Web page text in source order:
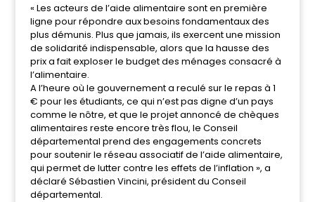
« Les acteurs de l’aide alimentaire sont en première
ligne pour répondre aux besoins fondamentaux des
plus démunis. Plus que jamais, ils exercent une mission
de solidarité indispensable, alors que la hausse des
prix a fait exploser le budget des ménages consacré à
l’alimentaire.
A l’heure où le gouvernement a reculé sur le repas à 1
€ pour les étudiants, ce qui n’est pas digne d’un pays
comme le nôtre, et que le projet annoncé de chèques
alimentaires reste encore très flou, le Conseil
départemental prend des engagements concrets
pour soutenir le réseau associatif de l’aide alimentaire,
qui permet de lutter contre les effets de l’inflation », a
déclaré Sébastien Vincini, président du Conseil
départemental.